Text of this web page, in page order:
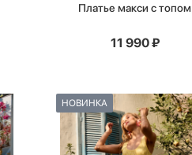
Платье макси с топом
11 990₽
НОВИНКА